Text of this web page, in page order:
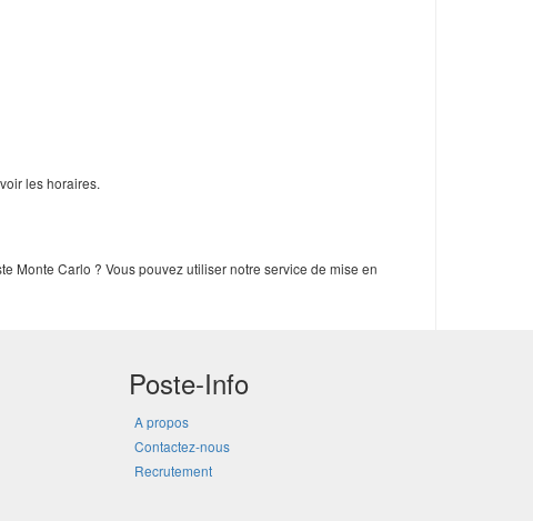
les horaires.
Monte Carlo ? Vous pouvez utiliser notre service de mise en
Poste-Info
A propos
Contactez-nous
Recrutement